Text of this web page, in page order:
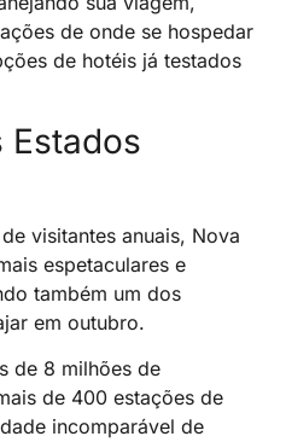
de onde se hospedar
de hotéis já testados
Estados
visitantes anuais, Nova
espetaculares e
também um dos
em outubro.
de 8 milhões de
de 400 estações de
incomparável de